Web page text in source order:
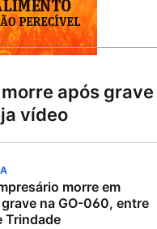
após grave
vídeo
morre em
na GO-060, entre
Trindade